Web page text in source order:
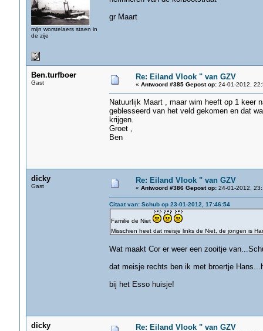
mijn worstelaers staen in
de zije
gr Maart
Ben.turfboer
Gast
Re: Eiland Vlook " van GZV
« Antwoord #385 Gepost op:24-01-2012,
Natuurlijk Maart , maar wim heeft op 1 keer
geblesseerd van het veld gekomen en dat
krijgen.
Groet ,
Ben
dicky
Gast
Re: Eiland Vlook " van GZV
« Antwoord #386 Gepost op:24-01-2012,
Citaat van: Schub op 23-01-2012, 17:46:54
Familie de Niet
Misschien heet dat meisje links de Niet, de jongen is
Wat maakt Cor er weer een zooitje
dat meisje rechts ben ik met broertje
bij het Esso huisje!
dicky Re: Eiland Vlook " van GZV